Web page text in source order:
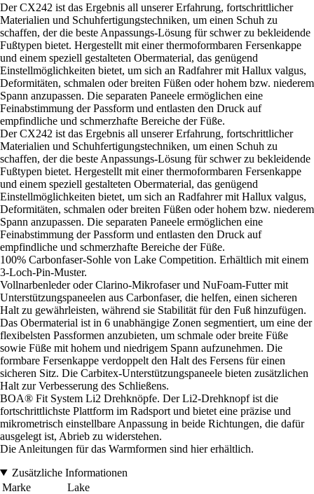
Der CX242 ist das Ergebnis all unserer Erfahrung, fortschrittlicher
Materialien und Schuhfertigungstechniken, um einen Schuh zu
schaffen, der die beste Anpassungs-Lösung für schwer zu bekleidende
Fußtypen bietet. Hergestellt mit einer thermoformbaren Fersenkappe
und einem speziell gestalteten Obermaterial, das genügend
Einstellmöglichkeiten bietet, um sich an Radfahrer mit Hallux valgus,
Deformitäten, schmalen oder breiten Füßen oder hohem bzw. niederem
Spann anzupassen. Die separaten Paneele ermöglichen eine
Feinabstimmung der Passform und entlasten den Druck auf
empfindliche und schmerzhafte Bereiche der Füße.
Der CX242 ist das Ergebnis all unserer Erfahrung, fortschrittlicher
Materialien und Schuhfertigungstechniken, um einen Schuh zu
schaffen, der die beste Anpassungs-Lösung für schwer zu bekleidende
Fußtypen bietet. Hergestellt mit einer thermoformbaren Fersenkappe
und einem speziell gestalteten Obermaterial, das genügend
Einstellmöglichkeiten bietet, um sich an Radfahrer mit Hallux valgus,
Deformitäten, schmalen oder breiten Füßen oder hohem bzw. niederem
Spann anzupassen. Die separaten Paneele ermöglichen eine
Feinabstimmung der Passform und entlasten den Druck auf
empfindliche und schmerzhafte Bereiche der Füße.
100% Carbonfaser-Sohle von Lake Competition. Erhältlich mit einem
3-Loch-Pin-Muster.
Vollnarbenleder oder Clarino-Mikrofaser und NuFoam-Futter mit
Unterstützungspaneelen aus Carbonfaser, die helfen, einen sicheren
Halt zu gewährleisten, während sie Stabilität für den Fuß hinzufügen.
Das Obermaterial ist in 6 unabhängige Zonen segmentiert, um eine der
flexibelsten Passformen anzubieten, um schmale oder breite Füße
sowie Füße mit hohem und niedrigem Spann aufzunehmen. Die
formbare Fersenkappe verdoppelt den Halt des Fersens für einen
sicheren Sitz. Die Carbitex-Unterstützungspaneele bieten zusätzlichen
Halt zur Verbesserung des Schließens.
BOA® Fit System Li2 Drehknöpfe. Der Li2-Drehknopf ist die
fortschrittlichste Plattform im Radsport und bietet eine präzise und
mikrometrisch einstellbare Anpassung in beide Richtungen, die dafür
ausgelegt ist, Abrieb zu widerstehen.
Die Anleitungen für das Warmformen sind hier erhältlich.
Zusätzliche Informationen
Marke
Lake